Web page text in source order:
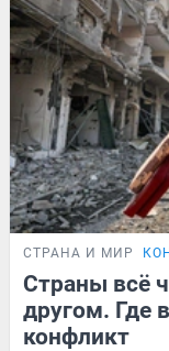
СТРАНА И МИР
Страны всё
другом. Где
конфликт